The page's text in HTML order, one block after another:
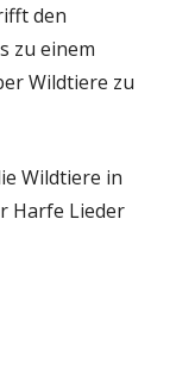
den
zu einem
Wildtiere zu
Wildtiere in
Harfe Lieder